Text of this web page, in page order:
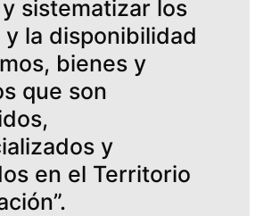
sistematizar los
la disponibilidad
bienes y
que son
y
en el Territorio